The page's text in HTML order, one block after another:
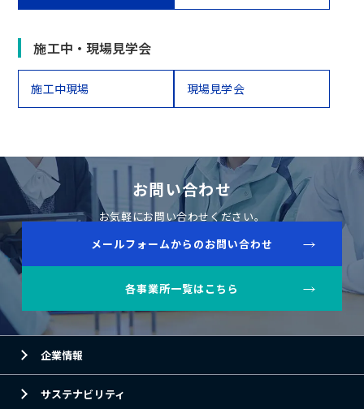
施工中・現場見学会
施工中現場 現場見学会
お問い合わせ
お気軽にお問い合わせください。
メールフォームからのお問い合わせ
各事業所一覧はこちら
企業情報
サステナビリティ